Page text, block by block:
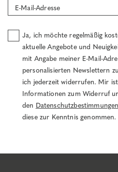
E-Mail-Adresse
Ja, ich möchte regelmäßig
aktuelle Angebote und
mit Angabe meiner E-Mail-
personalisierten Newslettern
ich jederzeit widerrufen. Mir
Informationen zum Widerruf
den Datenschutzbestimmungen
diese zur Kenntnis genommen.